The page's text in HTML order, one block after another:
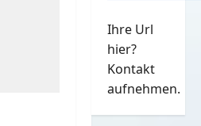
Ihre Url
hier?
Kontakt
aufnehmen.